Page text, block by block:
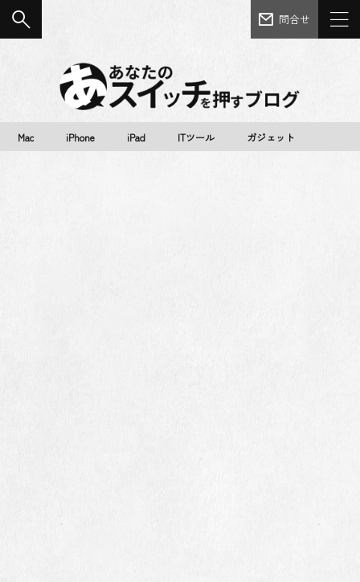
問合せ
Mac iPhone iPad ITツール ガジェット